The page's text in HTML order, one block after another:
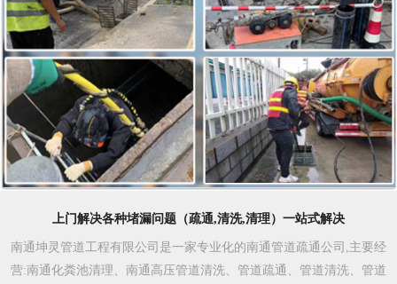
上门解决各种堵漏问题（疏通,清洗,清理）一站式解决
南通坤灵管道工程有限公司是一家专业化的南通管道疏通公司,主要经
营:南通化粪池清理、南通高压管道清洗、管道疏通、管道清洗、管道